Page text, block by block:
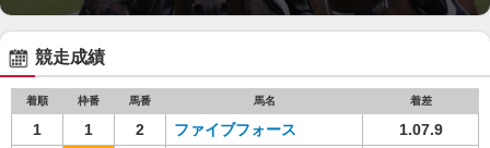
競走成績
着順 枠番 馬番 馬名 着差
1 1 2 ファイブフォース
1.07.9